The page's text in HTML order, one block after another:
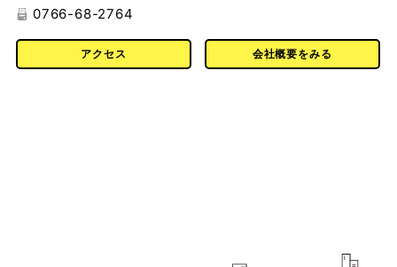
0766-68-2764
アクセス 会社概要をみる